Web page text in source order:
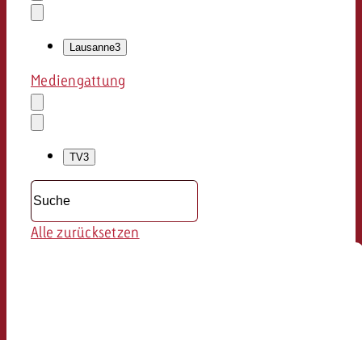
Auswahl
löschen
Dropdown
öffnen
Lausanne3
Mediengattung
Auswahl
löschen
Dropdown
öffnen
TV3
Alle zurücksetzen